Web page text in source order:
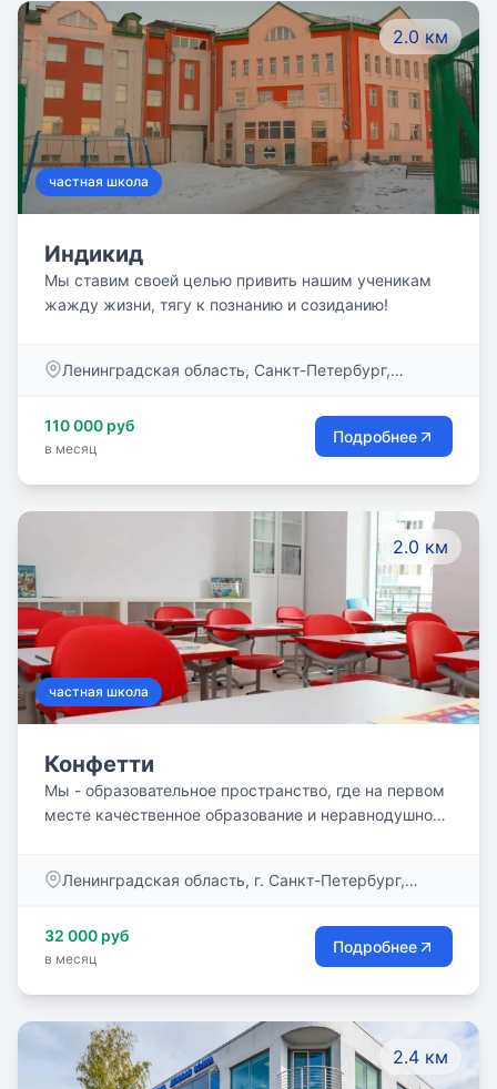
2.0 км
частная школа
Индикид
Мы ставим своей целью привить нашим ученикам
жажду жизни, тягу к познанию и созиданию!
Ленинградская область, Санкт-Петербург,
110 000 руб
в месяц
Подробнее
2.0 км
частная школа
Конфетти
Мы - образовательное пространство, где на первом
месте качественное образование и неравнодушное
Ленинградская область, г. Санкт-Петербург,
32 000 руб
в месяц
Подробнее
2.4 км